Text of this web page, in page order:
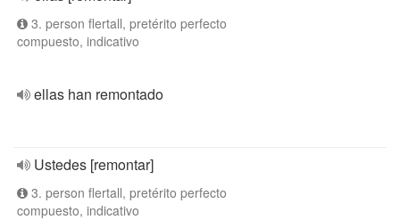
3. person flertall, pretérito perfecto
compuesto, indicativo
ellas han remontado
Ustedes [remontar]
3. person flertall, pretérito perfecto
compuesto, indicativo